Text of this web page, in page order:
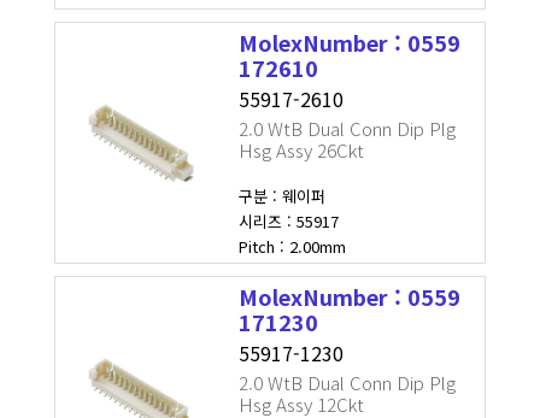
MolexNumber : 0559
172610
55917-2610
2.0 WtB Dual Conn Dip Plg
Hsg Assy 26Ckt
구분 : 웨이퍼
시리즈 : 55917
Pitch : 2.00mm
MolexNumber : 0559
171230
55917-1230
2.0 WtB Dual Conn Dip Plg
Hsg Assy 12Ckt